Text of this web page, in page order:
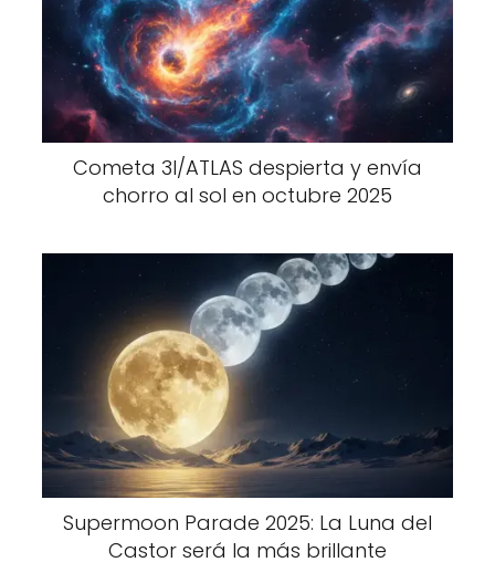
Cometa 3I/ATLAS despierta y envía
chorro al sol en octubre 2025
Supermoon Parade 2025: La Luna del
Castor será la más brillante